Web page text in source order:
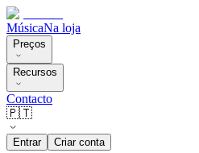
MúsicaNa loja
Preços
Recursos
Contacto
🇵🇹
Entrar Criar conta